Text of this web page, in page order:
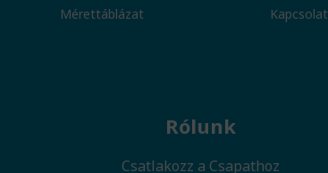
Mérettáblázat Kapcsolat
Rólunk
Csatlakozz a Csapathoz